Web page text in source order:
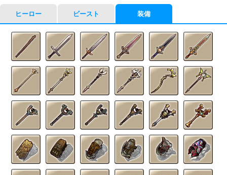
ヒーロー ビースト 装備